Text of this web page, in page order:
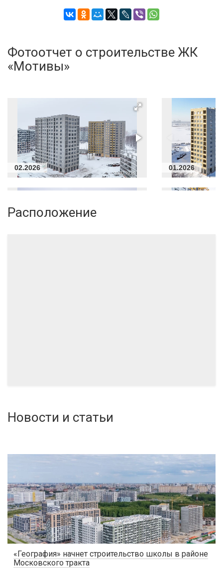
Фотоотчет о строительстве ЖК
«Мотивы»
02.2026 01.2026
Расположение
Новости и статьи
«География» начнет строительство школы в районе
Московского тракта
0 2924